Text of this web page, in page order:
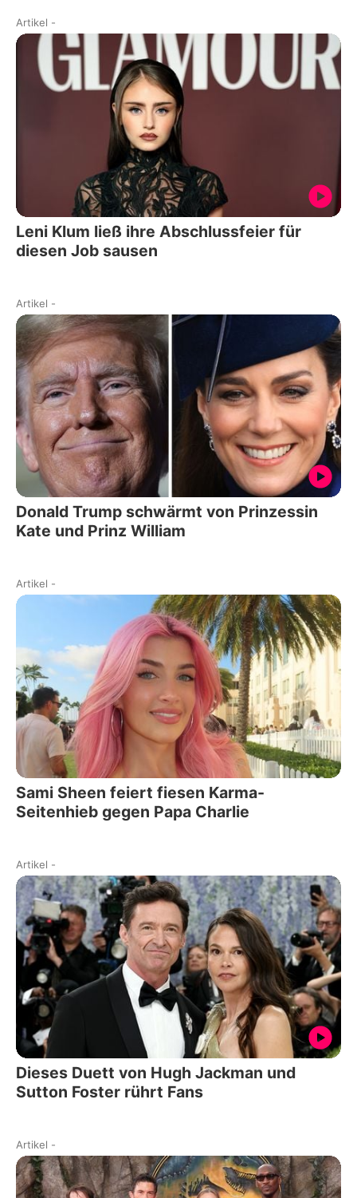
Artikel -
Leni Klum ließ ihre Abschlussfeier für
diesen Job sausen
Artikel -
Donald Trump schwärmt von Prinzessin
Kate und Prinz William
Artikel -
Sami Sheen feiert fiesen Karma-
Seitenhieb gegen Papa Charlie
Artikel -
Dieses Duett von Hugh Jackman und
Sutton Foster rührt Fans
Artikel -